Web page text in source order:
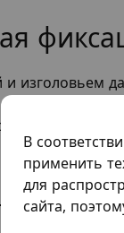
В
применить
для
сайта,
изголовьем
из
а